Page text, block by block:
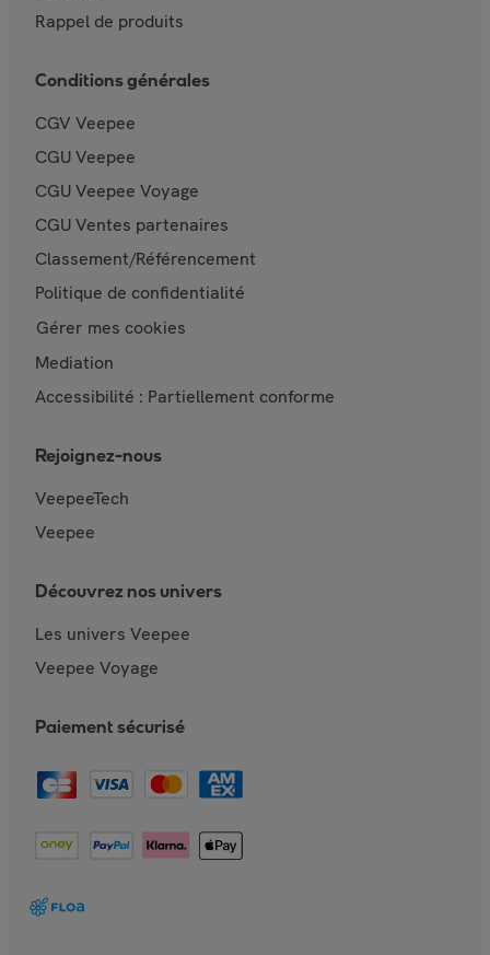
Rappel de produits
Conditions générales
CGV Veepee
CGU Veepee
CGU Veepee Voyage
CGU Ventes partenaires
Classement/Référencement
Politique de confidentialité
Gérer mes cookies
Mediation
Accessibilité : Partiellement conforme
Rejoignez-nous
VeepeeTech
Veepee
Découvrez nos univers
Les univers Veepee
Veepee Voyage
Paiement sécurisé